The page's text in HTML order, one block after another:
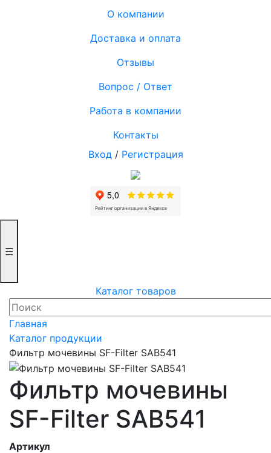
О компании
Доставка и оплата
Отзывы
Вопрос / Ответ
Работа в компании
Контакты
Вход/ Регистрация
☰
Каталог товаров
Главная
Каталог продукции
Фильтр мочевины SF-Filter SAB541
Фильтр мочевины
SF-Filter SAB541
Артикул